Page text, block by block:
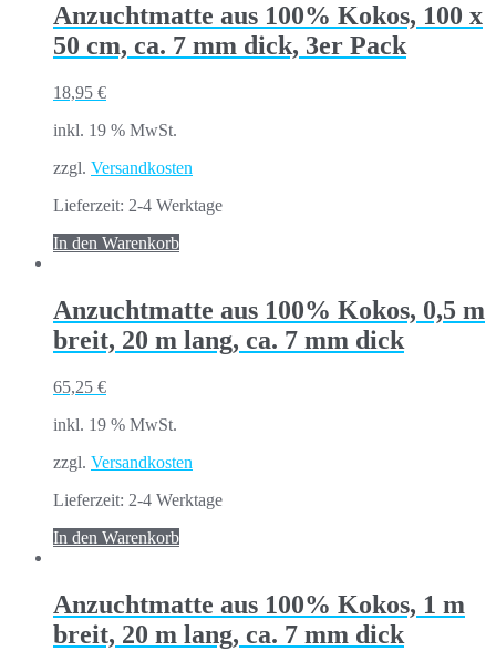
Anzuchtmatte aus 100% Kokos, 100 x
50 cm, ca. 7 mm dick, 3er Pack
18,95 €
inkl. 19 % MwSt.
zzgl. Versandkosten
Lieferzeit: 2-4 Werktage
In den Warenkorb
Anzuchtmatte aus 100% Kokos, 0,5 m
breit, 20 m lang, ca. 7 mm dick
65,25 €
inkl. 19 % MwSt.
zzgl. Versandkosten
Lieferzeit: 2-4 Werktage
In den Warenkorb
Anzuchtmatte aus 100% Kokos, 1 m
breit, 20 m lang, ca. 7 mm dick